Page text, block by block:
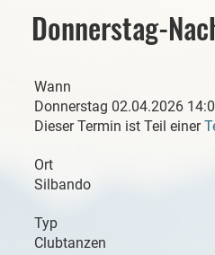
Donnerstag-
Wann
Donnerstag 02.04.2026
Dieser Termin ist Teil einer
Ort
Silbando
Typ
Clubtanzen